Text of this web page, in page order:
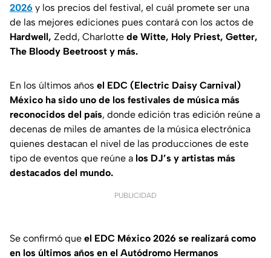
2026 y los precios del festival, el cuál promete ser una
de las mejores ediciones pues contará con los actos de
Hardwell, Zedd, Charlotte de Witte, Holy Priest, Getter,
The Bloody Beetroost y más.
En los últimos años el EDC (Electric Daisy Carnival)
México ha sido uno de los festivales de música más
reconocidos del país, donde edición tras edición reúne a
decenas de miles de amantes de la música electrónica
quienes destacan el nivel de las producciones de este
tipo de eventos que reúne a los DJ’s y artistas más
destacados del mundo.
PUBLICIDAD
Se confirmó que el EDC México 2026 se realizará como
en los últimos años en el Autódromo Hermanos